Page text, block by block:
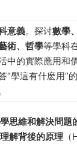
意義。探讨數學、
術、哲學等學科
中的實際應用和
“學這有什麽用”
思維和解決問題
理解背後的原理